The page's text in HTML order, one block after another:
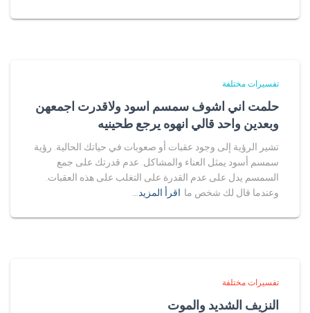
تفسيرات مختلفة
حلمت اني اشوف سمسم اسود ولاقدرت اجمعهن
وبعدين واحد قالي انهوه يرجع طحينيه
تشير الرؤية إلى وجود عقبات أو صعوبات في حياتك الحالية. رؤية
سمسم أسود يمثل العناء والمشاكل. عدم قدرتك على جمع
السمسم يدل على عدم القدرة على التغلب على هذه العقبات.
وعندما قال لك شخص ما اقرأ المزيد…
تفسيرات مختلفة
النزيف الشديد والموت